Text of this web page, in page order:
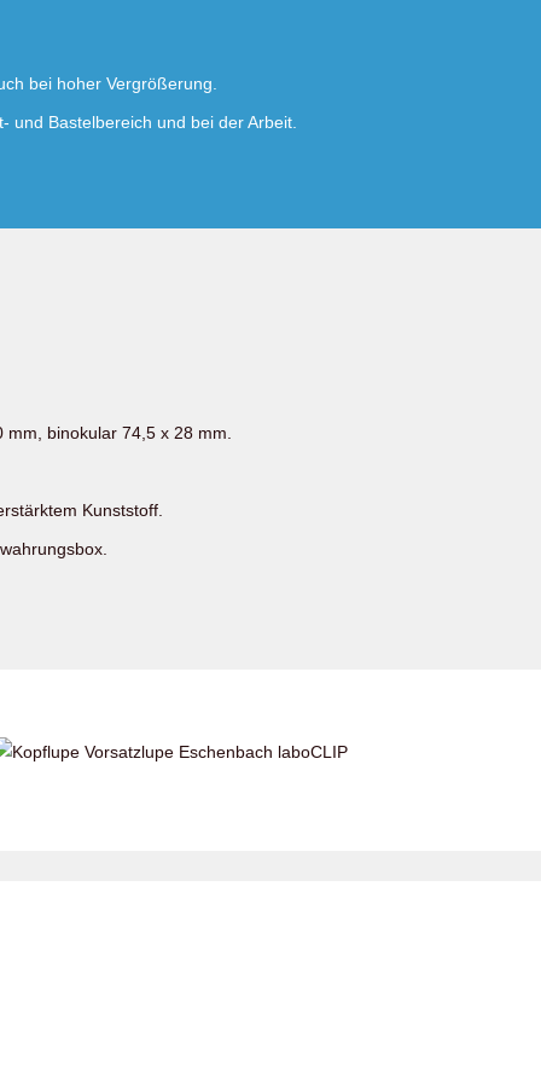
bei hoher Vergrößerung.
und Bastelbereich und bei der Arbeit.
binokular 74,5 x 28 mm.
Kunststoff.